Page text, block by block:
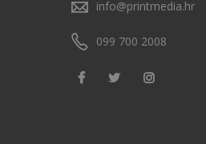
info@printmedia.hr
099 700 2008